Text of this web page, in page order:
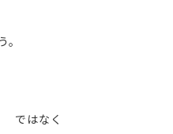
ではなく